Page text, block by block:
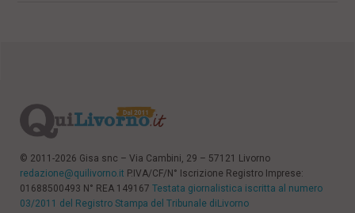
© 2011-2026 Gisa snc – Via Cambini, 29 – 57121 Livorno
redazione@quilivorno.it P.IVA/CF/N° Iscrizione Registro Imprese:
01688500493 N° REA 149167 Testata giornalistica iscritta al numero
03/2011 del Registro Stampa del Tribunale diLivorno